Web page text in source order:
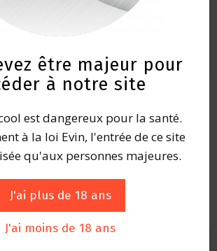
être majeur pour
à notre site
est dangereux pour la santé.
à la loi Evin, l'entrée de ce site
qu'aux personnes majeures.
J'ai plus de 18 ans
J'ai moins de 18 ans